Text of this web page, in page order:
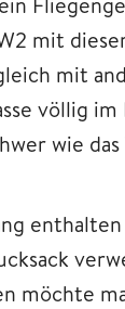
mit
mit
völlig
wie
möchte